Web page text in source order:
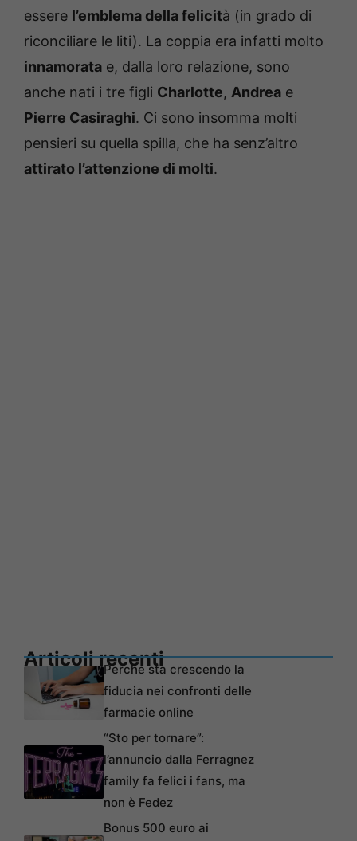
essere l’emblema della felicità (in grado di
riconciliare le liti). La coppia era infatti molto
innamorata e, dalla loro relazione, sono
anche nati i tre figli Charlotte, Andrea e
Pierre Casiraghi. Ci sono insomma molti
pensieri su quella spilla, che ha senz’altro
attirato l’attenzione di molti.
Articoli recentiPerché sta crescendo la
fiducia nei confronti delle
farmacie online
“Sto per tornare”:
l’annuncio dalla Ferragnez
family fa felici i fans, ma
non è Fedez
Bonus 500 euro ai